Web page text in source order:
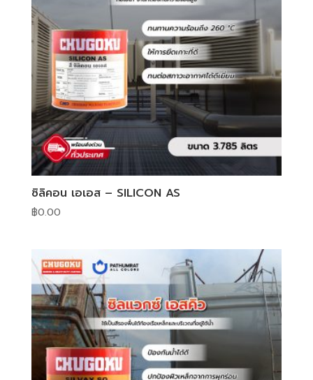
ซิลิคอน เอเอส – SILICON AS
฿0.00